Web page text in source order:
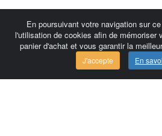
En poursuivant votre navigation sur
l'utilisation de cookies afin de mémoriser
panier d'achat et vous garantir la
J'accepte En